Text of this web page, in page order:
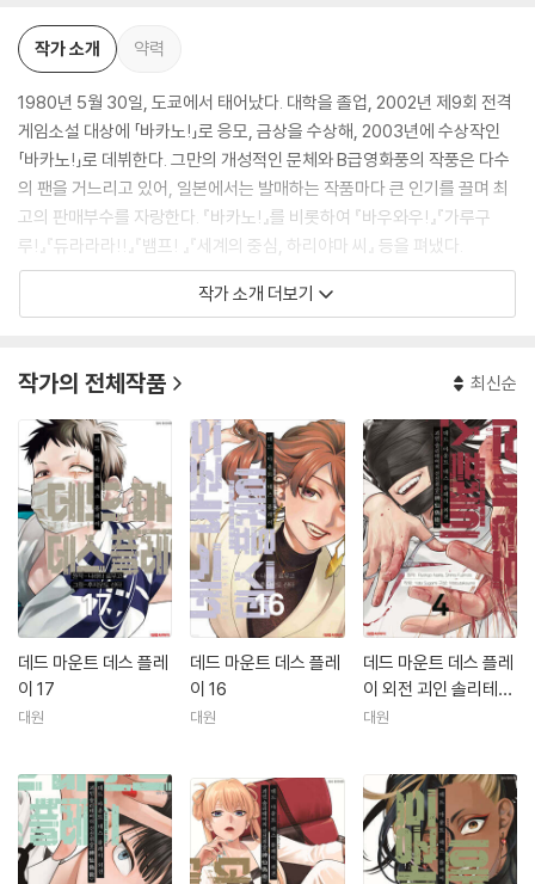
작가 소개 약력
1980년 5월 30일, 도쿄에서 태어났다. 대학을 졸업, 2002년 제9회 전격
게임소설 대상에 「바카노!」로 응모, 금상을 수상해, 2003년에 수상작인
「바카노!」로 데뷔한다. 그만의 개성적인 문체와 B급영화풍의 작풍은 다수
의 팬을 거느리고 있어, 일본에서는 발매하는 작품마다 큰 인기를 끌며 최
고의 판매부수를 자랑한다. 『바카노!』를 비롯하여 『바우와우!』『가루구
루!』『듀라라라!!』『뱀프! 』『세계의 중심, 하리야마 씨』 등을 펴냈다.
그의 대부분의 작품은 다양한 시점, 다양한 공간에 있는 개성적인 캐릭터
속필로 유명하고, 그것과 동시에 오자 탈자가 많은 것으로도 유명하다. 오
자 탈자가 많음을 작가 자신도 인정하고 있으며 오히려 그런 오자를 바탕
으로 캐릭터나 설정을 추가하기도 한다. 그외에도 다양한 기법을 사용한
편집, 내용전달을 위한 연출을 가미한 일러스트 등도 나리타 료우고 작품
만의 특징이라 할 수 있다.
작가 소개 더보기
작가의 전체작품 최신순
데드 마운트 데스 플레
이 17
대원
데드 마운트 데스 플레
이 16
대원
데드 마운트 데스 플레
이 외전 괴인 솔리테어
의 신선위술 4
대원